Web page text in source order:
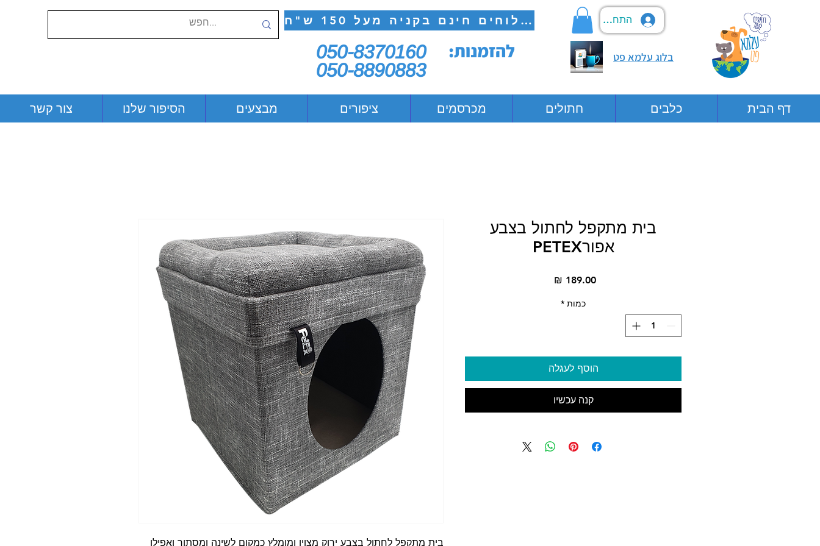
משלוחים חינם בקניה מעל 150 ש"ח
050-8370160
050-8890883
להזמנות:
התחבר
בלוג עלמא פט
צור קשר הסיפור שלנו מבצעים ציפורים מכרסמים חתולים כלבים דף הבית
בית מתקפל לחתול בצבע ירוק מצוין ומומלץ כמקום לשינה ומסתור ואפילו
בית מתקפל לחתול בצבע
אפורPETEX
‏189.00 ‏₪
כמות *
הוסף לעגלה
קנה עכשיו